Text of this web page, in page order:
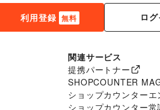
利用登録 無料 ロ
関連サービス
提携パートナー
SHOPCOUNTER
ショップカウンター
ショップカウンター常